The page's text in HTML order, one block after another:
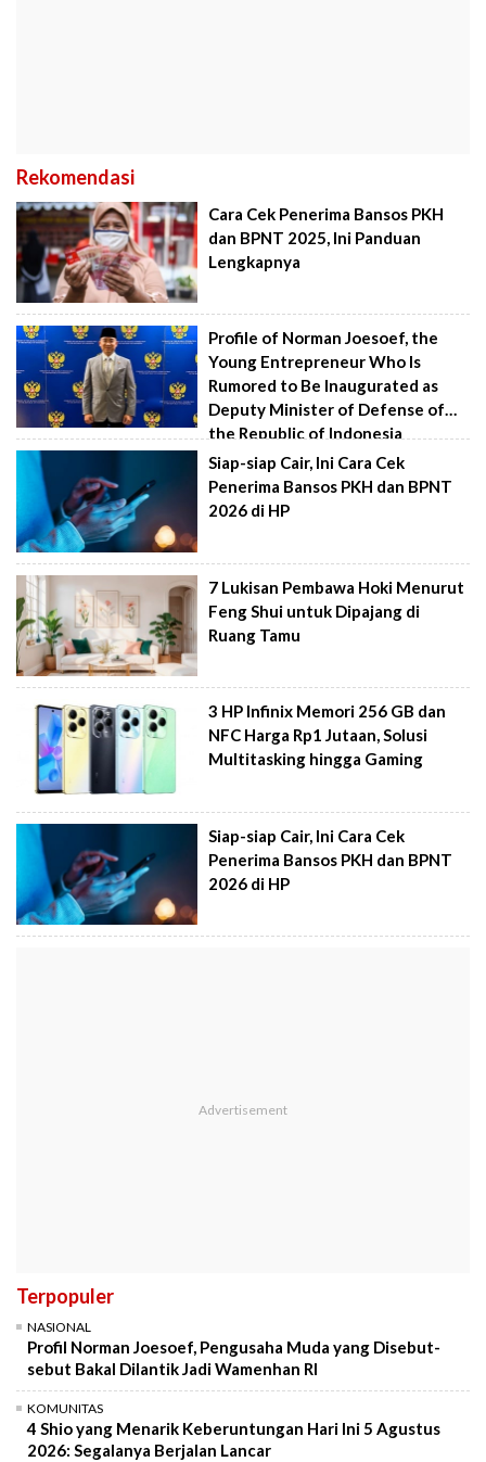
Rekomendasi
Cara Cek Penerima Bansos PKH
dan BPNT 2025, Ini Panduan
Lengkapnya
Profile of Norman Joesoef, the
Young Entrepreneur Who Is
Rumored to Be Inaugurated as
Deputy Minister of Defense of
the Republic of Indonesia
Siap-siap Cair, Ini Cara Cek
Penerima Bansos PKH dan BPNT
2026 di HP
7 Lukisan Pembawa Hoki Menurut
Feng Shui untuk Dipajang di
Ruang Tamu
3 HP Infinix Memori 256 GB dan
NFC Harga Rp1 Jutaan, Solusi
Multitasking hingga Gaming
Siap-siap Cair, Ini Cara Cek
Penerima Bansos PKH dan BPNT
2026 di HP
Terpopuler
NASIONAL
Profil Norman Joesoef, Pengusaha Muda yang Disebut-
sebut Bakal Dilantik Jadi Wamenhan RI
KOMUNITAS
4 Shio yang Menarik Keberuntungan Hari Ini 5 Agustus
2026: Segalanya Berjalan Lancar